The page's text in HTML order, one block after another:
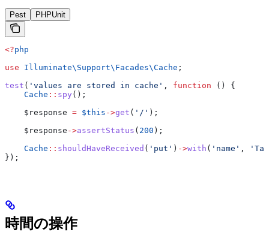
Pest PHPUnit
<?php
use Illuminate\Support\Facades\Cache ;
test ( 'values are stored in cache' , function () {
    Cache
:: spy ();
    $response
= $this ->get ( '/' );
    $response
->assertStatus ( 200 );
    Cache
:: shouldHaveReceived ( 'put' ) ->with ( 'name' ,
});
時間の操作